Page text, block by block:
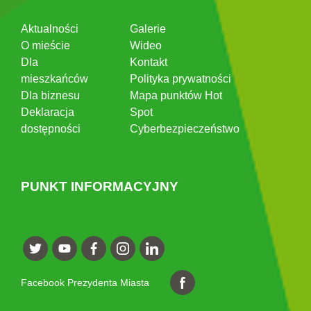
Aktualności
O mieście
Dla
mieszkańców
Dla biznesu
Deklaracja
dostępności
Galerie
Wideo
Kontakt
Polityka prywatności
Mapa punktów Hot
Spot
Cyberbezpieczeństwo
PUNKT INFORMACYJNY
Facebook Prezydenta Miasta